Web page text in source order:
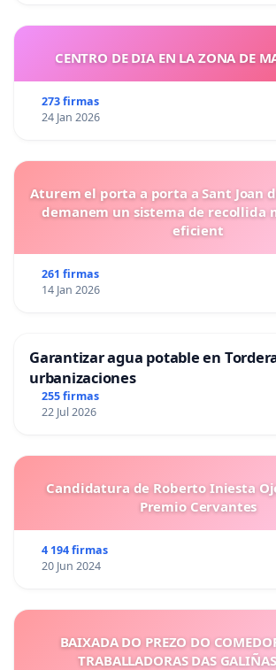
CENTRO DE DIA EN LA ZONA DE
273 firmas
24 Jan 2026
Aturem el porta a porta a Sant Joan
demanem un sistema de recollida
eficient
261 firmas
14 Jan 2026
Garantizar agua potable en
urbanizaciones
255 firmas
22 Jul 2026
Candidatura de Roberto Iniesta
Premio Cervantes
4 194 firmas
20 Jun 2024
BAIXADA DO PREZO DO
TRABALLADORAS DAS